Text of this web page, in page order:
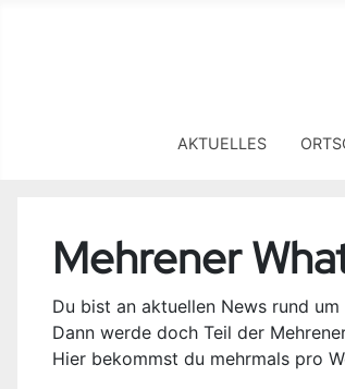
AKTUELLES
Mehrener
Du bist an aktuellen News rund
Dann werde doch Teil der
Hier bekommst du mehrmals pro